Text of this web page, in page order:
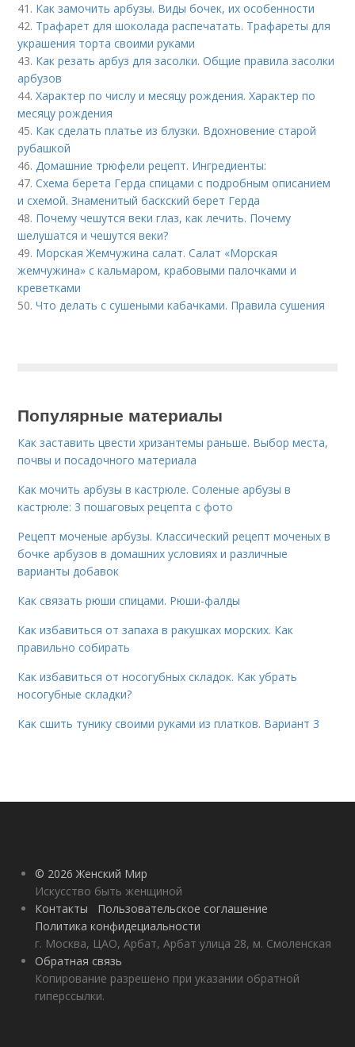
41. Как замочить арбузы. Виды бочек, их особенности
42. Трафарет для шоколада распечатать. Трафареты для
украшения торта своими руками
43. Как резать арбуз для засолки. Общие правила засолки
арбузов
44.Характер по числу и месяцу рождения. Характер по
месяцу рождения
45. Как сделать платье из блузки. Вдохновение старой
рубашкой
46.Домашние трюфели рецепт. Ингредиенты:
47.Схема берета Герда спицами с подробным описанием
и схемой. Знаменитый баскский берет Герда
48. Почему чешутся веки глаз, как лечить. Почему
шелушатся и чешутся веки?
49. Морская Жемчужина салат. Салат «Морская
жемчужина» с кальмаром, крабовыми палочками и
креветками
50.Что делать с сушеными кабачками. Правила сушения
Популярные материалы
Как заставить цвести хризантемы раньше. Выбор места,
почвы и посадочного материала
Как мочить арбузы в кастрюле. Соленые арбузы в
кастрюле: 3 пошаговых рецепта с фото
Рецепт моченые арбузы. Классический рецепт моченых в
бочке арбузов в домашних условиях и различные
варианты добавок
Как связать рюши спицами. Рюши-фалды
Как избавиться от запаха в ракушках морских. Как
правильно собирать
Как избавиться от носогубных складок. Как убрать
носогубные складки?
Как сшить тунику своими руками из платков. Вариант 3
© 2026 Женский Мир
Искусство быть женщиной
Контакты
Пользовательское соглашение
Политика конфидециальности
г. Москва, ЦАО, Арбат, Арбат улица 28, м. Смоленская
Обратная связь
Копирование разрешено при указании обратной
гиперссылки.